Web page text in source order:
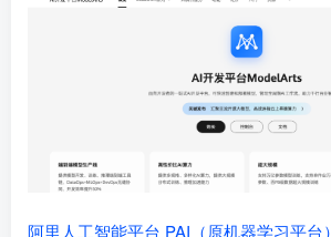
阿里人工智能平台 PAI（原机器学习平台）